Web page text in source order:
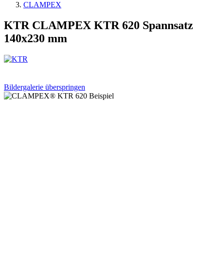
CLAMPEX
KTR CLAMPEX KTR 620 Spannsatz
140x230 mm
Bildergalerie überspringen